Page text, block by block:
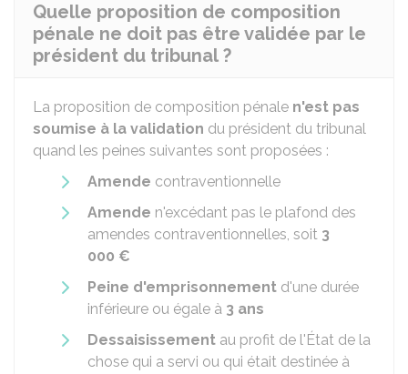
Quelle proposition de composition
pénale ne doit pas être validée par le
président du tribunal ?
La proposition de composition pénale n'est pas
soumise à la validation du président du tribunal
quand les peines suivantes sont proposées :
Amende contraventionnelle
Amende n'excédant pas le plafond des
amendes contraventionnelles, soit 3
000 €
Peine d'emprisonnement d'une durée
inférieure ou égale à 3 ans
Dessaisissement au profit de l'État de la
chose qui a servi ou qui était destinée à